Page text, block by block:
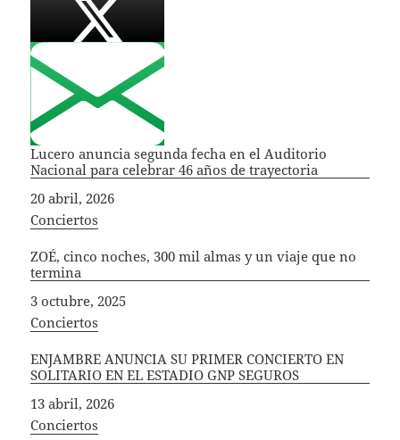
Lucero anuncia segunda fecha en el Auditorio
Nacional para celebrar 46 años de trayectoria
Fecha
20 abril, 2026
In relation to
Conciertos
ZOÉ, cinco noches, 300 mil almas y un viaje que no
termina
Fecha
3 octubre, 2025
In relation to
Conciertos
ENJAMBRE ANUNCIA SU PRIMER CONCIERTO EN
SOLITARIO EN EL ESTADIO GNP SEGUROS
Fecha
13 abril, 2026
In relation to
Conciertos